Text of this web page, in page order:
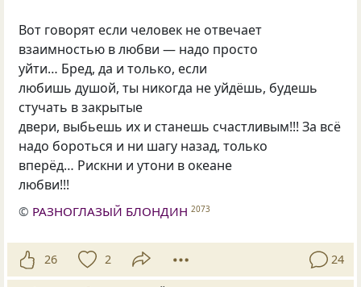
Вот говорят если человек не отвечает
взаимностью в любви — надо просто
уйти… Бред, да и только, если
любишь душой, ты никогда не уйдёшь, будешь
стучать в закрытые
двери, выбьешь их и станешь счастливым!!! За всё
надо бороться и ни шагу назад, только
вперёд… Рискни и утони в океане
любви!!!
© РАЗНОГЛАЗЫЙ БЛОНДИН 2073
26 2 24